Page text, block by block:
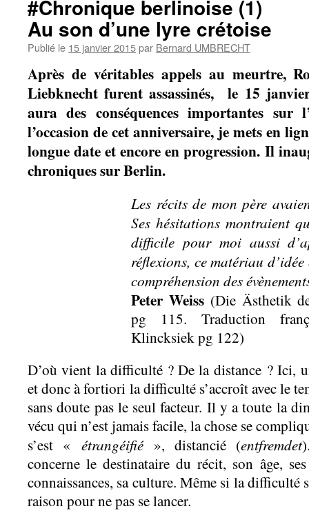
#Chronique berlinoise (1)
Au son d’une lyre crétoise
Publié le 15 janvier 2015par Bernard UMBRECHT
Après de véritables appels au meurtre,
Liebknecht furent assassinés, le 15
aura des conséquences importantes sur
l’occasion de cet anniversaire, je mets en
longue date et encore en progression. Il
chroniques sur Berlin.
Les récits de mon père
Ses hésitations montraient
difficile pour moi aussi
réflexions, ce matériau
compréhension des
Peter Weiss (Die Ästhetik
pg 115. Traduction
Klincksiek pg 122)
D’où vient la difficulté ? De la distance ? Ici,
et donc à fortiori la difficulté s’accroît avec le
sans doute pas le seul facteur. Il y a toute la
vécu qui n’est jamais facile, la chose se
s’est « étrangéifié», distancié (entfremdet
concerne le destinataire du récit, son âge,
connaissances, sa culture. Même si la difficulté
raison pour ne pas se lancer.